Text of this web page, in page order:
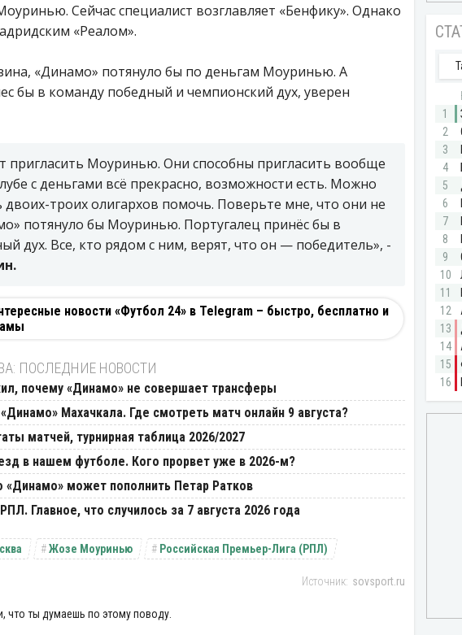
Сейчас специалист возглавляет «Бенфику». Однако
«Реалом».
«Динамо» потянуло бы по деньгам Моуринью. А
бы в команду победный и чемпионский дух, уверен
пригласить Моуринью. Они способны пригласить вообще
с деньгами всё прекрасно, возможности есть. Можно
троих олигархов помочь. Поверьте мне, что они не
потянуло бы Моуринью. Португалец принёс бы в
дух. Все, кто рядом с ним, верят, что он — победитель», -
новости «Футбол 24» в Telegram – быстро, бесплатно и
ПОСЛЕДНИЕ НОВОСТИ
почему «Динамо» не совершает трансферы
Махачкала. Где смотреть матч онлайн 9 августа?
матчей, турнирная таблица 2026/2027
в нашем футболе. Кого прорвет уже в 2026-м?
«Динамо» может пополнить Петар Ратков
Главное, что случилось за 7 августа 2026 года
Жозе Моуринью Российская Премьер-Лига (РПЛ)
sovsport.ru
что ты думаешь по этому поводу.